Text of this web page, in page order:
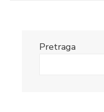
Pretraga